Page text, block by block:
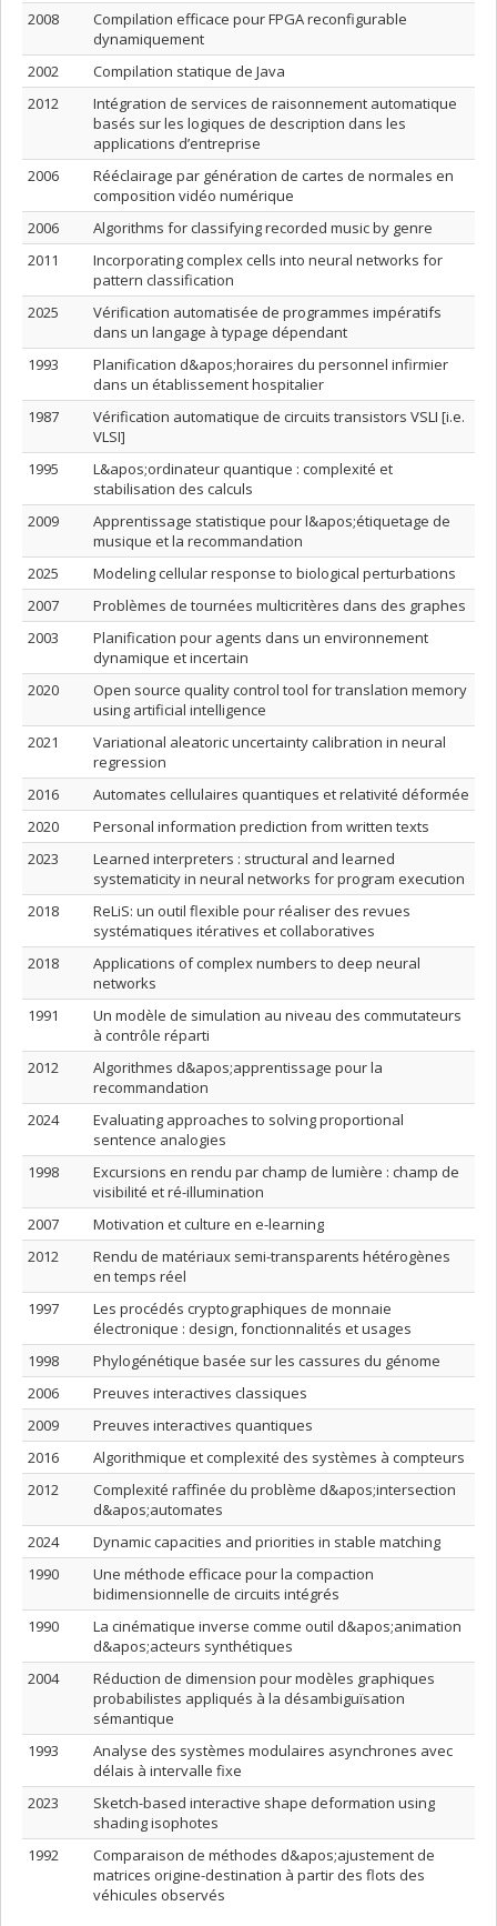
2008
Compilation efficace pour FPGA reconfigurable
dynamiquement
2002
Compilation statique de Java
2012
Intégration de services de raisonnement automatique
basés sur les logiques de description dans les
applications d’entreprise
2006
Rééclairage par génération de cartes de normales en
composition vidéo numérique
2006
Algorithms for classifying recorded music by genre
2011
Incorporating complex cells into neural networks for
pattern classification
2025
Vérification automatisée de programmes impératifs
dans un langage à typage dépendant
1993
Planification d&apos;horaires du personnel infirmier
dans un établissement hospitalier
1987
Vérification automatique de circuits transistors VSLI [i.e.
VLSI]
1995
L&apos;ordinateur quantique : complexité et
stabilisation des calculs
2009
Apprentissage statistique pour l&apos;étiquetage de
musique et la recommandation
2025
Modeling cellular response to biological perturbations
2007
Problèmes de tournées multicritères dans des graphes
2003
Planification pour agents dans un environnement
dynamique et incertain
2020
Open source quality control tool for translation memory
using artificial intelligence
2021
Variational aleatoric uncertainty calibration in neural
regression
2016
Automates cellulaires quantiques et relativité déformée
2020
Personal information prediction from written texts
2023
Learned interpreters : structural and learned
systematicity in neural networks for program execution
2018
ReLiS: un outil flexible pour réaliser des revues
systématiques itératives et collaboratives
2018
Applications of complex numbers to deep neural
networks
1991
Un modèle de simulation au niveau des commutateurs
à contrôle réparti
2012
Algorithmes d&apos;apprentissage pour la
recommandation
2024
Evaluating approaches to solving proportional
sentence analogies
1998
Excursions en rendu par champ de lumière : champ de
visibilité et ré-illumination
2007
Motivation et culture en e-learning
2012
Rendu de matériaux semi-transparents hétérogènes
en temps réel
1997
Les procédés cryptographiques de monnaie
électronique : design, fonctionnalités et usages
1998
Phylogénétique basée sur les cassures du génome
2006
Preuves interactives classiques
2009
Preuves interactives quantiques
2016
Algorithmique et complexité des systèmes à compteurs
2012
Complexité raffinée du problème d&apos;intersection
d&apos;automates
2024
Dynamic capacities and priorities in stable matching
1990
Une méthode efficace pour la compaction
bidimensionnelle de circuits intégrés
1990
La cinématique inverse comme outil d&apos;animation
d&apos;acteurs synthétiques
2004
Réduction de dimension pour modèles graphiques
probabilistes appliqués à la désambiguïsation
sémantique
1993
Analyse des systèmes modulaires asynchrones avec
délais à intervalle fixe
2023
Sketch-based interactive shape deformation using
shading isophotes
1992
Comparaison de méthodes d&apos;ajustement de
matrices origine-destination à partir des flots des
véhicules observés